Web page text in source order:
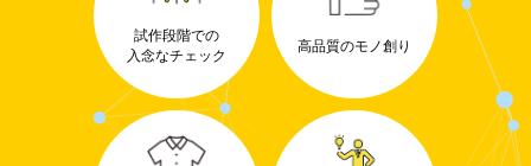
試作段階での
入念なチェック
高品質のモノ創り